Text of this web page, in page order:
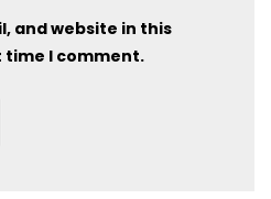
and website in this
I comment.